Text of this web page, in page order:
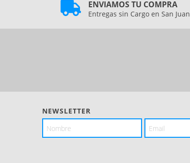
ENVIAMOS TU COMPRA
Entregas sin Cargo en San Juan
NEWSLETTER